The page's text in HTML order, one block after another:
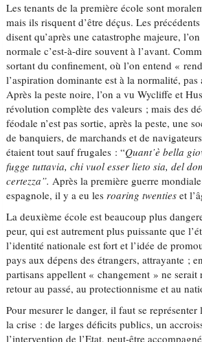
Les tenants de la première école sont
mais ils risquent d’être déçus. Les
disent qu’après une catastrophe majeure,
normale c’est-à-dire souvent à l’avant.
sortant du confinement, où l’on entend «
l’aspiration dominante est à la normalité, pas
Après la peste noire, l’on a vu Wycliffe et
révolution complète des valeurs ; mais des
féodale n’est pas sortie, après la peste, une
de banquiers, de marchands et de
étaient tout sauf frugales : “Quant’è bella
fugge tuttavia, chi vuol esser lieto sia, del
certezza”. Après la première guerre
espagnole, il y a eu lesroaring twenties et
La deuxième école est beaucoup plus
peur, qui est autrement plus puissante que
l’identité nationale est fort et l’idée de
pays aux dépens des étrangers, attrayante ;
partisans appellent « changement » ne serait
retour au passé, au protectionnisme et au
Pour mesurer le danger, il faut se
la crise : de larges déficits publics, un
l’intervention de l’Etat, peut-être